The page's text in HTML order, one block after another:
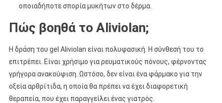
οποιαδήποτε σπορία μυκήτων στο δέρμα.
Πώς βοηθά το Aliviolan;
Η δράση του gel Aliviolan είναι πολυφασική. Η σύνθεσή του το
επιτρέπει. Είναι χρήσιμο για ρευματικούς πόνους, φέρνοντας
γρήγορα ανακούφιση. Ωστόσο, δεν είναι ένα φάρμακο για την
οξεία αρθρίτιδα, η οποία θα πρέπει να έχει διαφορετική
θεραπεία, που έχει παραγγείλει ένας γιατρός.